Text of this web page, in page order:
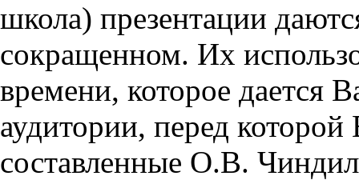
школа) презентации
сокращенном. Их
времени, которое дается
аудитории, перед
составленные О.В.